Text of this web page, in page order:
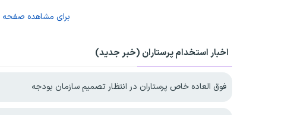
برای مشاهده صفحه
اخبار استخدام پرستاران (خبر جدید)
فوق العاده خاص پرستاران در انتظار تصمیم سازمان بودجه